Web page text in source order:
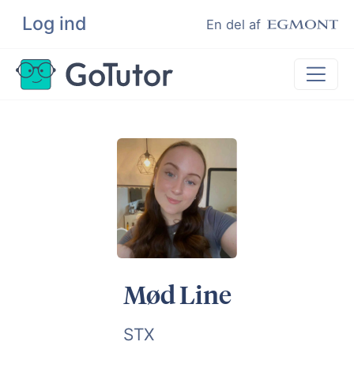
Log ind En del af
Søg
Lektiehjælp
Eksamenshjælp
Hjælp til ordblinde
Kundeudtalelser
Undervisere
Mød Line
STX